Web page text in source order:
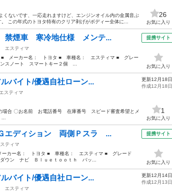
ないです、一応走れますけど、エンジンオイル内の金属音ぶ
この年式のトヨタ特有のクリア剥げがボディー全体に...
26
お気に入り
禁煙車 寒冷地仕様 メンテ...
エスティマ
メーカー名： トヨタ ■ 車種名： エスティマ ■ グレー
ノート スマートキー２個 ...
提携サイト
お気に入り
バイト/優遇自社ローン...
エスティマ
合 〇お名前 お電話番号 在庫番号 スピード審査希望とメ
更新12月18日
作成12月18日
1
お気に入り
エディション 両側Ｐスラ ...
ティマ
カー名： トヨタ ■ 車種名： エスティマ ■ グレード
ウン ナビ Ｂｌｕｅｔｏｏｔｈ バッ...
提携サイト
お気に入り
バイト/優遇自社ローン...
エスティマ
更新12月14日
作成12月13日